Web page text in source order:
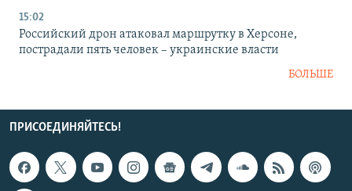
15:02
Российский дрон атаковал маршрутку в Херсоне,
пострадали пять человек – украинские власти
БОЛЬШЕ
ПРИСОЕДИНЯЙТЕСЬ!